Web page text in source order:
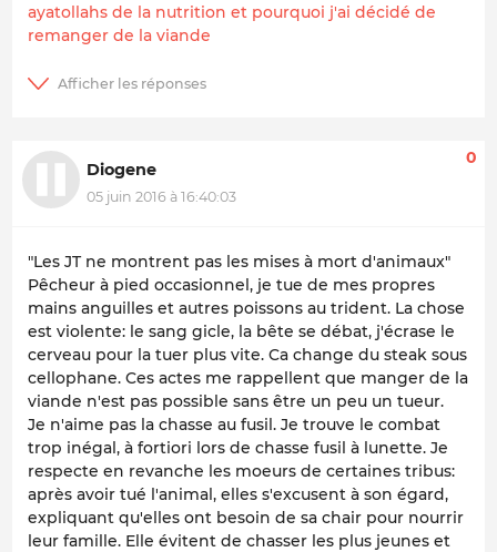
ayatollahs de la nutrition et pourquoi j'ai décidé de
remanger de la viande
Diogene
05 juin 2016 à 16:40:03
0
"Les JT ne montrent pas les mises à mort d'animaux"
Pêcheur à pied occasionnel, je tue de mes propres
mains anguilles et autres poissons au trident. La chose
est violente: le sang gicle, la bête se débat, j'écrase le
cerveau pour la tuer plus vite. Ca change du steak sous
cellophane. Ces actes me rappellent que manger de la
viande n'est pas possible sans être un peu un tueur.
Je n'aime pas la chasse au fusil. Je trouve le combat
trop inégal, à fortiori lors de chasse fusil à lunette. Je
respecte en revanche les moeurs de certaines tribus:
après avoir tué l'animal, elles s'excusent à son égard,
expliquant qu'elles ont besoin de sa chair pour nourrir
leur famille. Elle évitent de chasser les plus jeunes et